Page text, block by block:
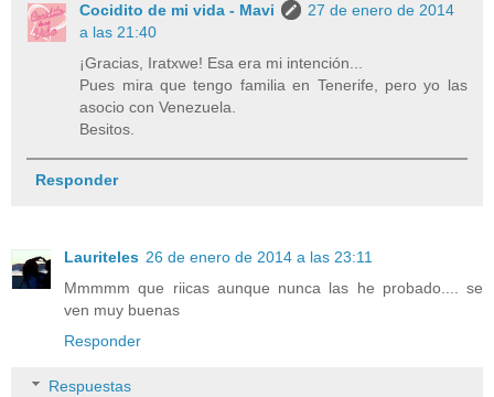
Cocidito de mi vida - Mavi
27 de enero de 2014
a las 21:40
¡Gracias, Iratxwe! Esa era mi intención...
Pues mira que tengo familia en Tenerife, pero yo las
asocio con Venezuela.
Besitos.
Responder
Lauriteles 26 de enero de 2014 a las 23:11
Mmmmm que riicas aunque nunca las he probado.... se
ven muy buenas
Responder
Respuestas